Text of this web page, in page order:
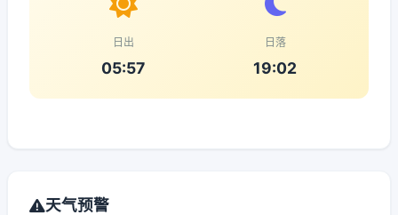
日出
05:57
日落
19:02
天气预警